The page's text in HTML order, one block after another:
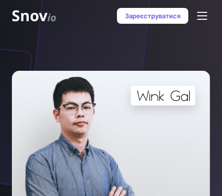
Зареєструватися